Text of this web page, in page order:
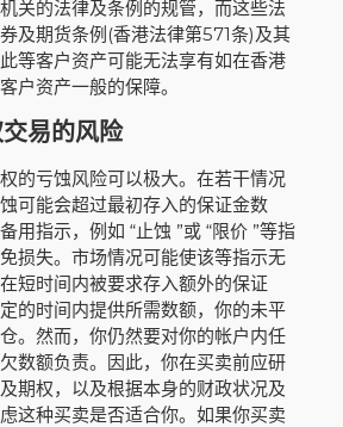
关的法律及条例的规管，而这些法
及期货条例(香港法律第571条)及其
等客户资产可能无法享有如在香港
户资产一般的保障。
易的风险
的亏蚀风险可以极大。在若干情况
可能会超过最初存入的保证金数
用指示，例如 “止蚀 ”或 “限价 ”等指
损失。市场情况可能使该等指示无
短时间内被要求存入额外的保证
的时间内提供所需数额，你的未平
。然而，你仍然要对你的帐户内任
数额负责。因此，你在买卖前应研
期权，以及根据本身的财政状况及
这种买卖是否适合你。如果你买卖